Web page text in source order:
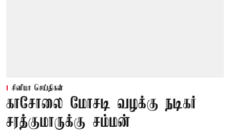
சினிமா செய்திகள்
காசோலை மோசடி வழக்கு நடிகர்
சரத்குமாருக்கு சம்மன்